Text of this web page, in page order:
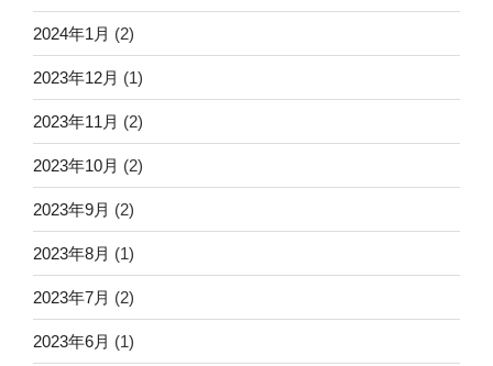
2024年1月 (2)
2023年12月 (1)
2023年11月 (2)
2023年10月 (2)
2023年9月 (2)
2023年8月 (1)
2023年7月 (2)
2023年6月 (1)